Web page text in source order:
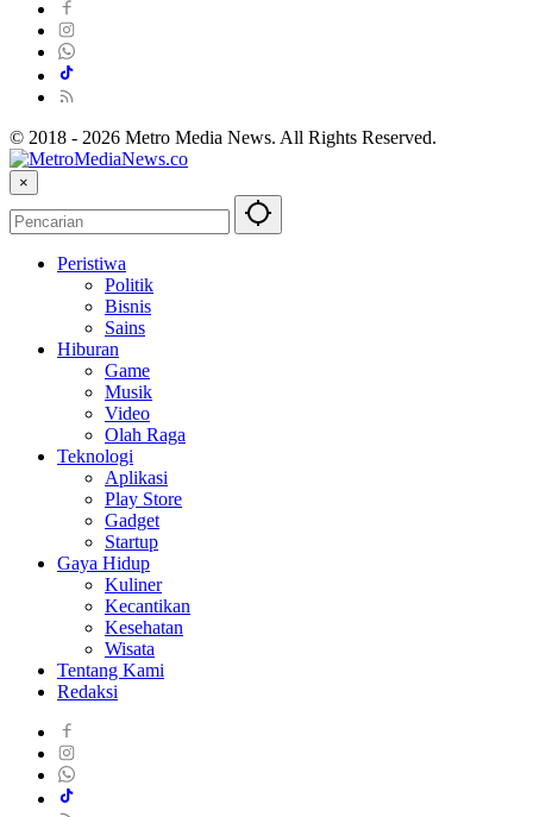
© 2018 - 2026 Metro Media News. All Rights Reserved.
×
Peristiwa
Politik
Bisnis
Sains
Hiburan
Game
Musik
Video
Olah Raga
Teknologi
Aplikasi
Play Store
Gadget
Startup
Gaya Hidup
Kuliner
Kecantikan
Kesehatan
Wisata
Tentang Kami
Redaksi